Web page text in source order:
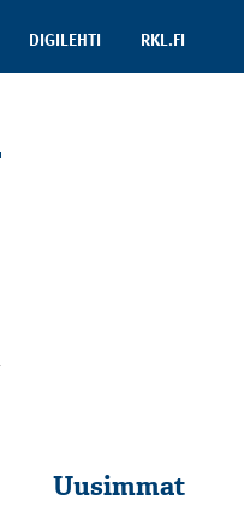
DIGILEHTI RKL.FI
Uusimmat